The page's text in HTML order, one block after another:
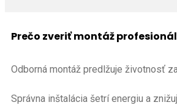
Prečo zveriť montáž
Odborná montáž predlžuje životnosť
Správna inštalácia šetrí energiu a